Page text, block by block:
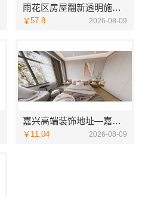
雨花区房屋翻新透明施工湖南创益讯建筑有限公司
￥57.8 2026-08-09
嘉兴高端装饰地址—嘉兴锦居装饰材料有限公司
￥11.04 2026-08-09